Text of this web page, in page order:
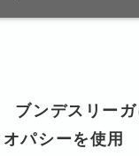
ンデスリーガ
パシーを使用